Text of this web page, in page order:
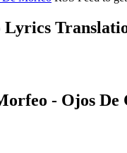
Lyrics
- Ojos